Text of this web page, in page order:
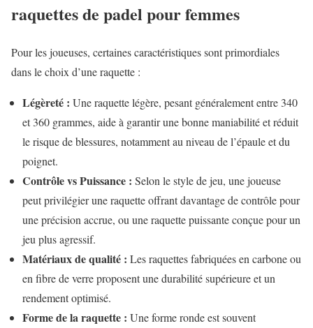
raquettes de padel pour femmes
Pour les joueuses, certaines caractéristiques sont primordiales
dans le choix d’une raquette :
Légèreté : Une raquette légère, pesant généralement entre 340
et 360 grammes, aide à garantir une bonne maniabilité et réduit
le risque de blessures, notamment au niveau de l’épaule et du
poignet.
Contrôle vs Puissance : Selon le style de jeu, une joueuse
peut privilégier une raquette offrant davantage de contrôle pour
une précision accrue, ou une raquette puissante conçue pour un
jeu plus agressif.
Matériaux de qualité : Les raquettes fabriquées en carbone ou
en fibre de verre proposent une durabilité supérieure et un
rendement optimisé.
Forme de la raquette : Une forme ronde est souvent